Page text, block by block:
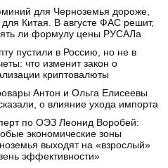
для Черноземья дороже,
Китая. В августе ФАС решит,
ли формулу цены РУСАЛа
пустили в Россию, но не в
что изменит закон о
криптовалюты
Антон и Ольга Елисеевы
о влияние ухода импорта
по ОЭЗ Леонид Воробей:
экономические зоны
выходят на «взрослый»
эффективности»